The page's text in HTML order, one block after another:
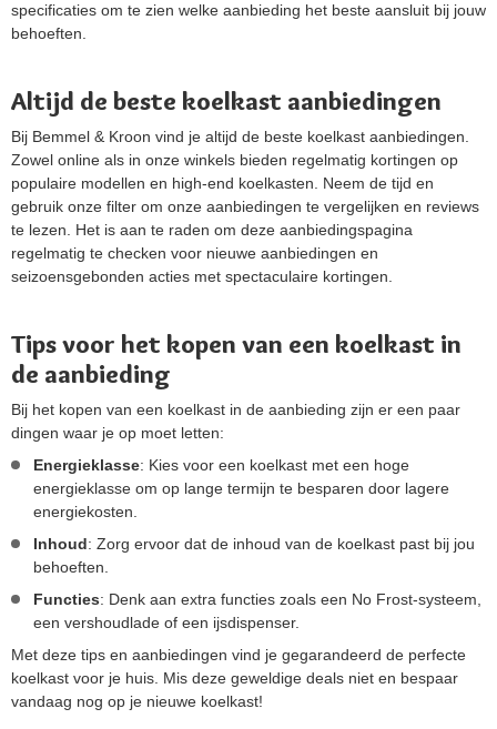
specificaties om te zien welke aanbieding het beste aansluit bij jouw
behoeften.
Altijd de beste koelkast aanbiedingen
Bij Bemmel & Kroon vind je altijd de beste koelkast aanbiedingen.
Zowel online als in onze winkels bieden regelmatig kortingen op
populaire modellen en high-end koelkasten. Neem de tijd en
gebruik onze filter om onze aanbiedingen te vergelijken en reviews
te lezen. Het is aan te raden om deze aanbiedingspagina
regelmatig te checken voor nieuwe aanbiedingen en
seizoensgebonden acties met spectaculaire kortingen.
Tips voor het kopen van een koelkast in
de aanbieding
Bij het kopen van een koelkast in de aanbieding zijn er een paar
dingen waar je op moet letten:
Energieklasse: Kies voor een koelkast met een hoge
energieklasse om op lange termijn te besparen door lagere
energiekosten.
Inhoud: Zorg ervoor dat de inhoud van de koelkast past bij jou
behoeften.
Functies: Denk aan extra functies zoals een No Frost-systeem,
een vershoudlade of een ijsdispenser.
Met deze tips en aanbiedingen vind je gegarandeerd de perfecte
koelkast voor je huis. Mis deze geweldige deals niet en bespaar
vandaag nog op je nieuwe koelkast!